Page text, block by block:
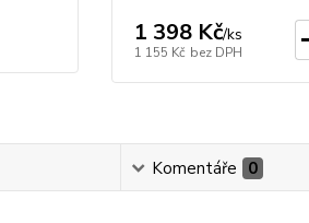
1 398 Kč/ks
1 155 Kč bez DPH
Komentáře 0